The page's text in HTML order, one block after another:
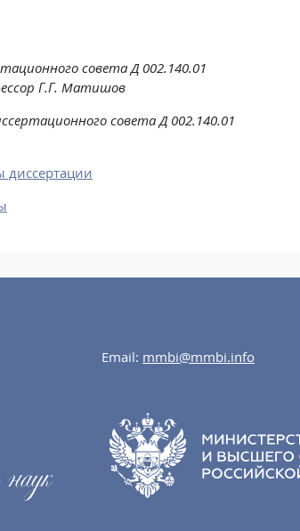
совета Д 002.140.01
Г.Г. Матишов
совета Д 002.140.01
диссертации
Email: mmbi@mmbi.info